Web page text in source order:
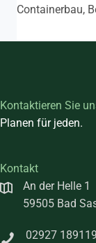
Containerbau,
Kontaktieren Sie
Planen für jeden.
Kontakt
An der Helle 1
59505 Bad
02927 189119